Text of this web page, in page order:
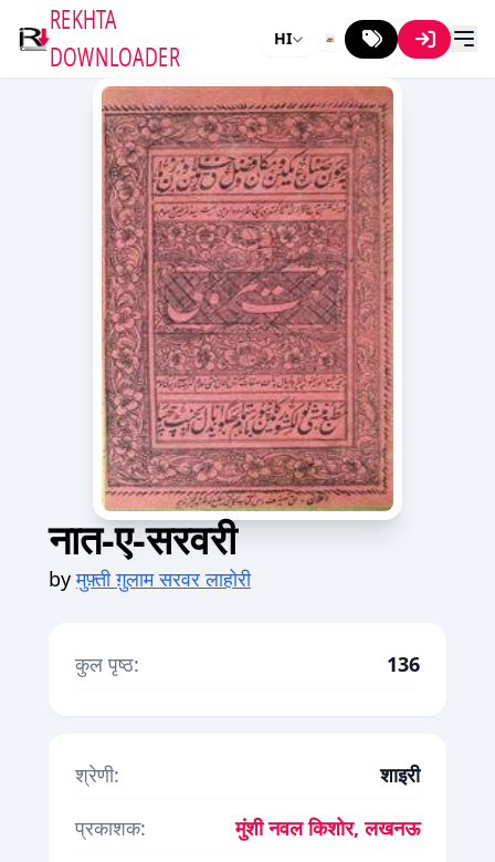
REKHTA
DOWNLOADER
HI
नात-ए-सरवरी
byमुफ़्ती ग़ुलाम सरवर लाहोरी
कुल पृष्ठ: 136
श्रेणी:
शाइरी
प्रकाशक:
मुंशी नवल किशोर, लखनऊ